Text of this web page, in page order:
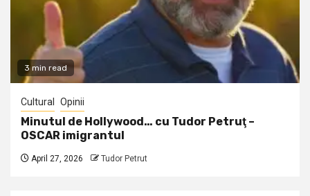
3 min read
Cultural Opinii
Minutul de Hollywood… cu Tudor Petruţ –
OSCAR imigrantul
April 27, 2026 Tudor Petrut